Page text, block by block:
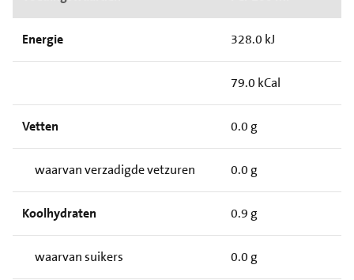
Energie 328.0 kJ
79.0 kCal
Vetten 0.0 g
waarvan verzadigde vetzuren 0.0 g
Koolhydraten 0.9 g
waarvan suikers 0.0 g